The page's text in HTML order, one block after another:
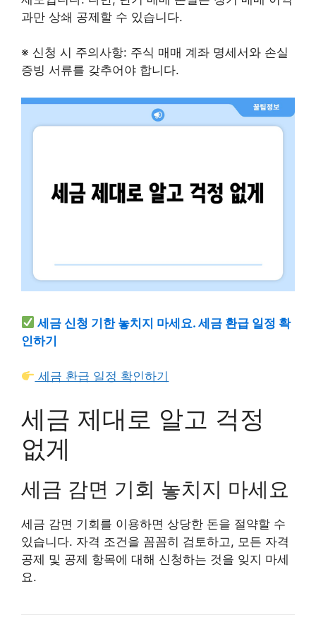
과만 상쇄 공제할 수 있습니다.
※ 신청 시 주의사항: 주식 매매 계좌 명세서와 손실
증빙 서류를 갖추어야 합니다.
세금 신청 기한 놓치지 마세요. 세금 환급 일정 확
인하기
세금 환급 일정 확인하기
세금 제대로 알고 걱정
없게
세금 감면 기회 놓치지 마세요
세금 감면 기회를 이용하면 상당한 돈을 절약할 수
있습니다. 자격 조건을 꼼꼼히 검토하고, 모든 자격
공제 및 공제 항목에 대해 신청하는 것을 잊지 마세
요.